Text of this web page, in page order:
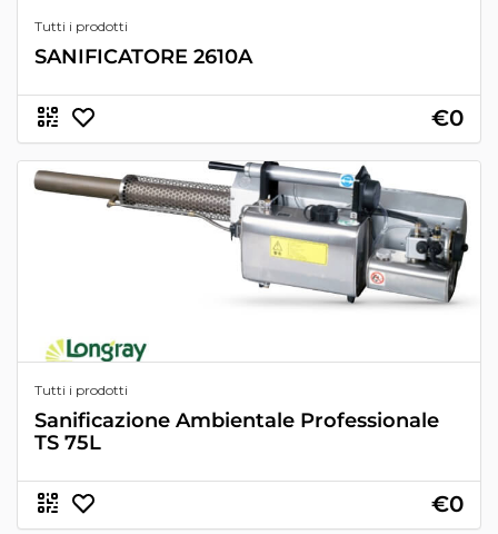
Tutti i prodotti
SANIFICATORE 2610A
€0
Tutti i prodotti
Sanificazione Ambientale Professionale
TS 75L
€0